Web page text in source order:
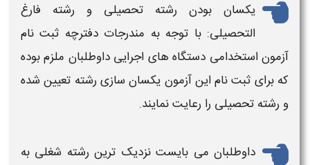
یکسان بودن رشته تحصیلی و رشته فارغ
التحصیلی: با توجه به مندرجات دفترچه ثبت نام
آزمون استخدامی دستگاه های اجراییداوطلبان ملزم بوده
که برای ثبت ناماینآزمون یکسان سازی رشته تعیین شده
و رشته تحصیلی را رعایت نمایند.
داوطلبان می بایست نزدیک ترین رشته شغلی به